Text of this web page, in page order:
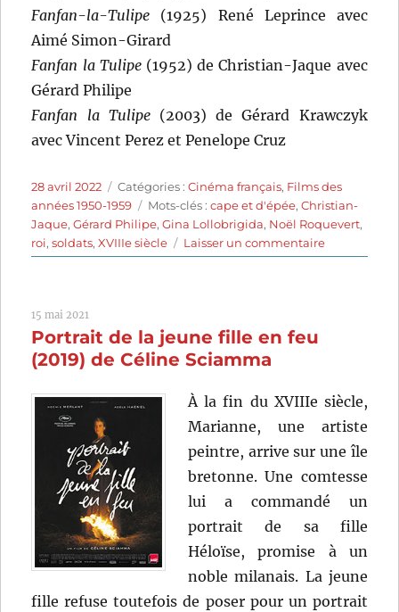
Fanfan-la-Tulipe (1925) René Leprince avec
Aimé Simon-Girard
Fanfan la Tulipe (1952) de Christian-Jaque avec
Gérard Philipe
Fanfan la Tulipe(2003) de Gérard Krawczyk
avec Vincent Perez et Penelope Cruz
Publié
le
28 avril 2022 Catégories
Catégories :Cinéma français, Films des
années 1950-1959
Étiquettes
Mots-clés :cape et d'épée,Christian-
Jaque,Gérard Philipe,Gina Lollobrigida, Noël Roquevert,
roi,soldats,XVIIIe siècle Laisser un commentairesur
Fanfan
15 mai 2021
Portrait de la jeune fille en feu
(2019) de Céline Sciamma
À la fin du XVIIIe siècle,
Marianne, une artiste
peintre, arrive sur une île
bretonne. Une comtesse
lui a commandé un
portrait de sa fille
Héloïse, promise à un
noble milanais. La jeune
fille refuse toutefois de poser pour un portrait